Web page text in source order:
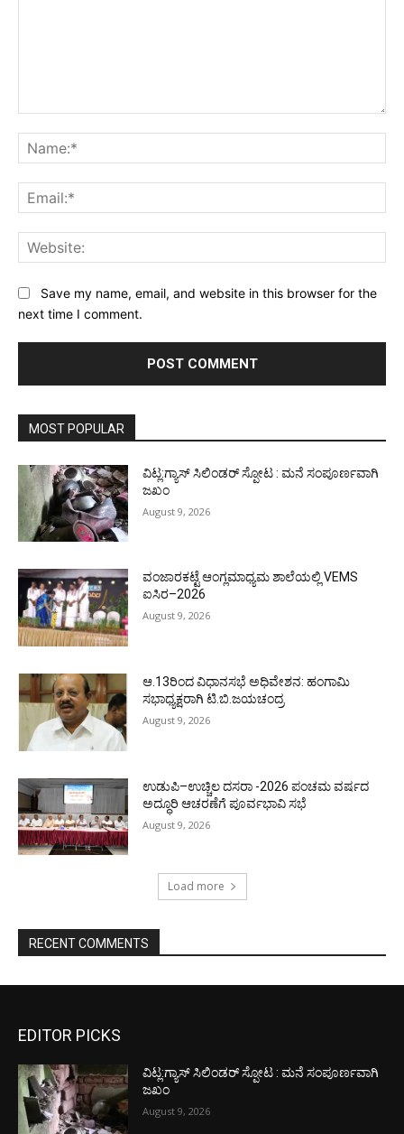
Save my name, email, and website in this browser for the
next time I comment.
MOST POPULAR
ವಿಟ್ಲ:ಗ್ಯಾಸ್ ಸಿಲಿಂಡರ್ ಸ್ಪೋಟ : ಮನೆ ಸಂಪೂರ್ಣವಾಗಿ
ಜಖಂ
August 9, 2026
ವಂಜಾರಕಟ್ಟೆ ಆಂಗ್ಲಮಾಧ್ಯಮ ಶಾಲೆಯಲ್ಲಿ VEMS
ಐಸಿರ–2026
August 9, 2026
ಆ.13ರಿಂದ ವಿಧಾನಸಭೆ ಅಧಿವೇಶನ: ಹಂಗಾಮಿ
ಸಭಾಧ್ಯಕ್ಷರಾಗಿ ಟಿ.ಬಿ.ಜಯಚಂದ್ರ
August 9, 2026
ಉಡುಪಿ–ಉಚ್ಚಿಲ ದಸರಾ -2026 ಪಂಚಮ ವರ್ಷದ
ಅದ್ಧೂರಿ ಆಚರಣೆಗೆ ಪೂರ್ವಭಾವಿ ಸಭೆ
August 9, 2026
Load more
RECENT COMMENTS
EDITOR PICKS
ವಿಟ್ಲ:ಗ್ಯಾಸ್ ಸಿಲಿಂಡರ್ ಸ್ಪೋಟ : ಮನೆ ಸಂಪೂರ್ಣವಾಗಿ
ಜಖಂ
August 9, 2026